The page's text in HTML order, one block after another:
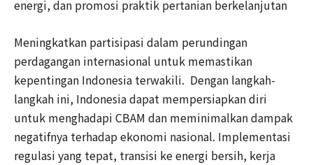
energi, dan promosi praktik pertanian berkelanjutan
Meningkatkan partisipasi dalam perundingan
perdagangan internasional untuk memastikan
kepentingan Indonesia terwakili. Dengan langkah-
langkah ini, Indonesia dapat mempersiapkan diri
untuk menghadapi CBAM dan meminimalkan dampak
negatifnya terhadap ekonomi nasional. Implementasi
regulasi yang tepat, transisi ke energi bersih, kerja